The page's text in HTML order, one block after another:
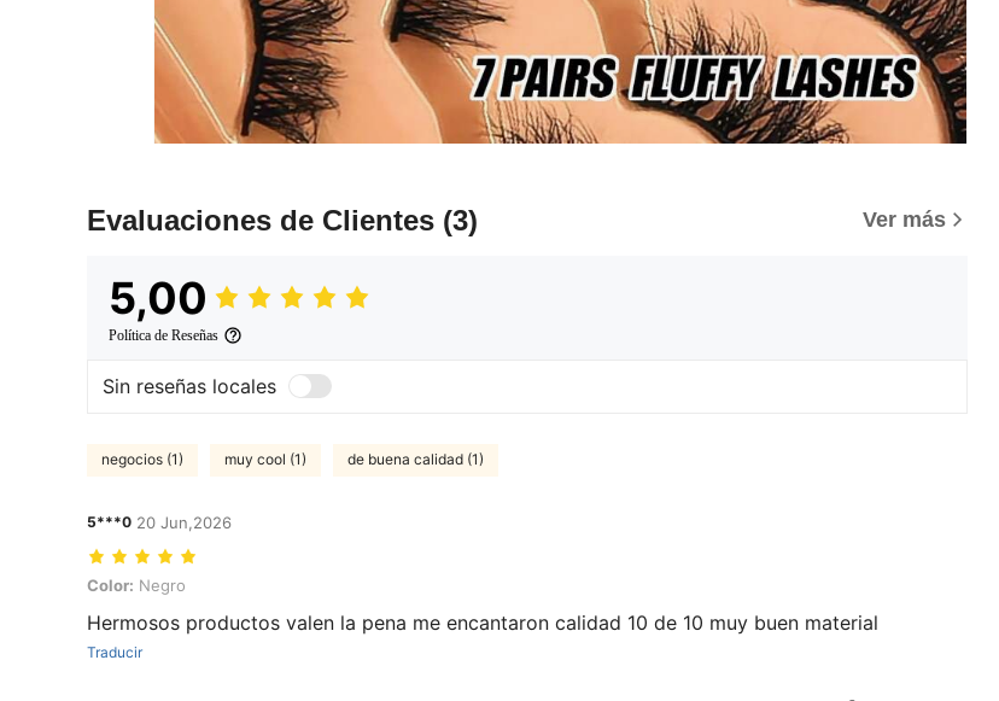
Evaluaciones de Clientes (3) Ver más
5,00
Política de Reseñas
Sin reseñas locales
negocios (1) muy cool (1) de buena calidad (1)
5***0 20 Jun,2026
Color: Negro
Color: Negro
Hermosos productos valen la pena me encantaron calidad 10 de 10 muy buen material
Traducir